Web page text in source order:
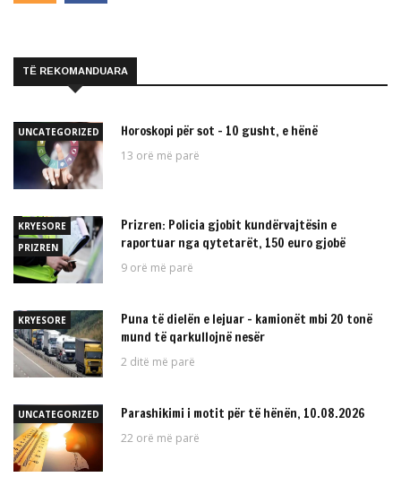
TË REKOMANDUARA
UNCATEGORIZED Horoskopi për sot – 10 gusht, e hënë
13 orë më parë
KRYESORE
PRIZREN
Prizren: Policia gjobit kundërvajtësin e
raportuar nga qytetarët, 150 euro gjobë
9 orë më parë
KRYESORE
Puna të dielën e lejuar – kamionët mbi 20 tonë
mund të qarkullojnë nesër
2 ditë më parë
UNCATEGORIZED Parashikimi i motit për të hënën, 10.08.2026
22 orë më parë